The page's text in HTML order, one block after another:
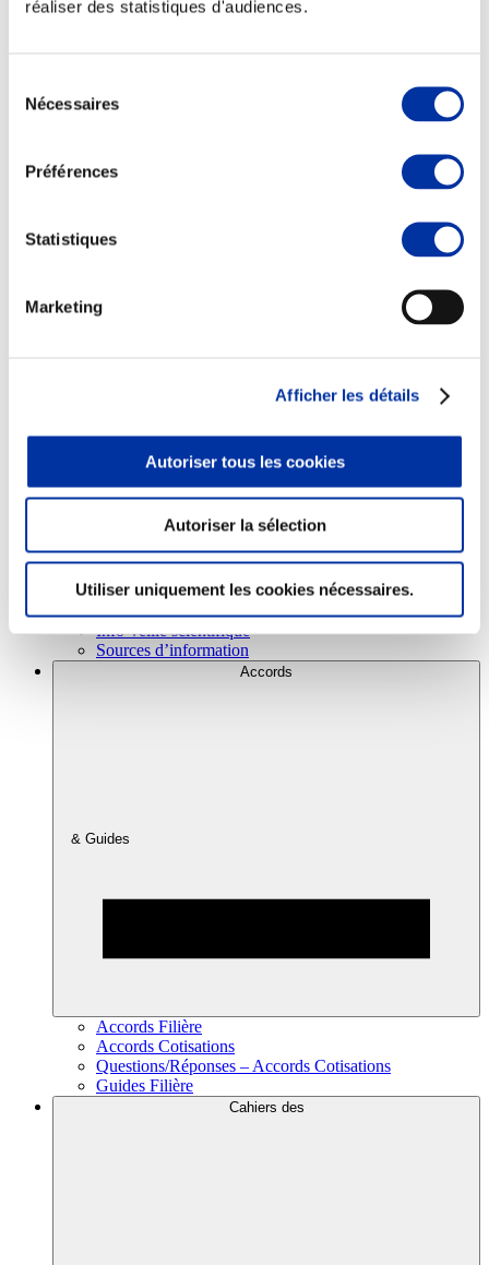
réaliser des statistiques d'audiences.
Nécessaires
Préférences
Statistiques
Marketing
Afficher les détails
Autoriser tous les cookies
Autoriser la sélection
Utiliser uniquement les cookies nécessaires.
Partenaire Climat
Consommation
Viandes et santé
Juste rémunération et attractivité des métiers
Info-veille scientifique
Sources d’information
Accords
& Guides
Accords Filière
Accords Cotisations
Questions/Réponses – Accords Cotisations
Guides Filière
Cahiers des